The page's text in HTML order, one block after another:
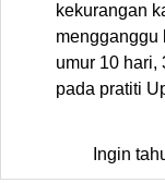
kekurangan
mengganggu
umur 10 hari,
pada pratiti
Ingin